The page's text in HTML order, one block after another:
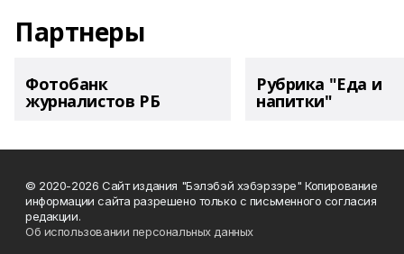
Партнеры
Фотобанк
журналистов РБ
Рубрика "Еда и
напитки"
© 2020-2026 Сайт издания "Бэлэбэй хэбэрзэре" Копирование
информации сайта разрешено только с письменного согласия
редакции.
Об использовании персональных данных